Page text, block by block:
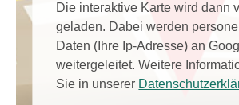
Die interaktive Karte wird dann
geladen. Dabei werden
Daten (Ihre Ip-Adresse) an
weitergeleitet. Weitere
Sie in unserer